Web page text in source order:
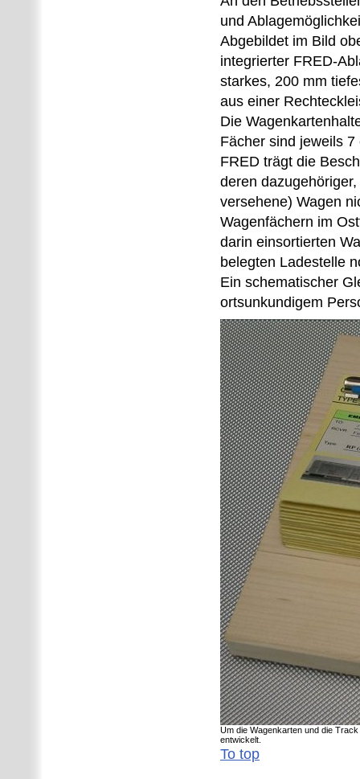
und
Abgebildet im Bild
integrierter FRED-
starkes, 200 mm
aus einer
Die
Fächer sind jeweils
FRED trägt die
deren
versehene) Wagen
Wagenfächern im
darin einsortierten
belegten Ladestelle
Ein schematischer
ortsunkundigem
Um die Wagenkarten und die
entwickelt.
To top